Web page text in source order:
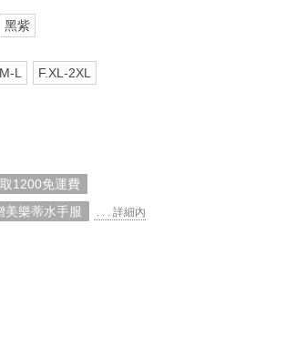
黑紫
L F.XL-2XL
1200免運費
美樂蒂水手服
. . . 詳細內